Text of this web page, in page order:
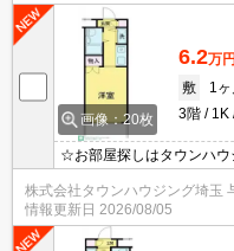
画像：20枚
6.2万円
敷
1ヶ
3階
1K
☆お部屋探しはタウンハ
株式会社タウンハウジング埼玉
情報更新日 2026/08/05